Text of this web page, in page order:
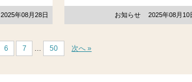
2025年08月28日 お知らせ 2025年08月10
6 7 … 50 次へ »